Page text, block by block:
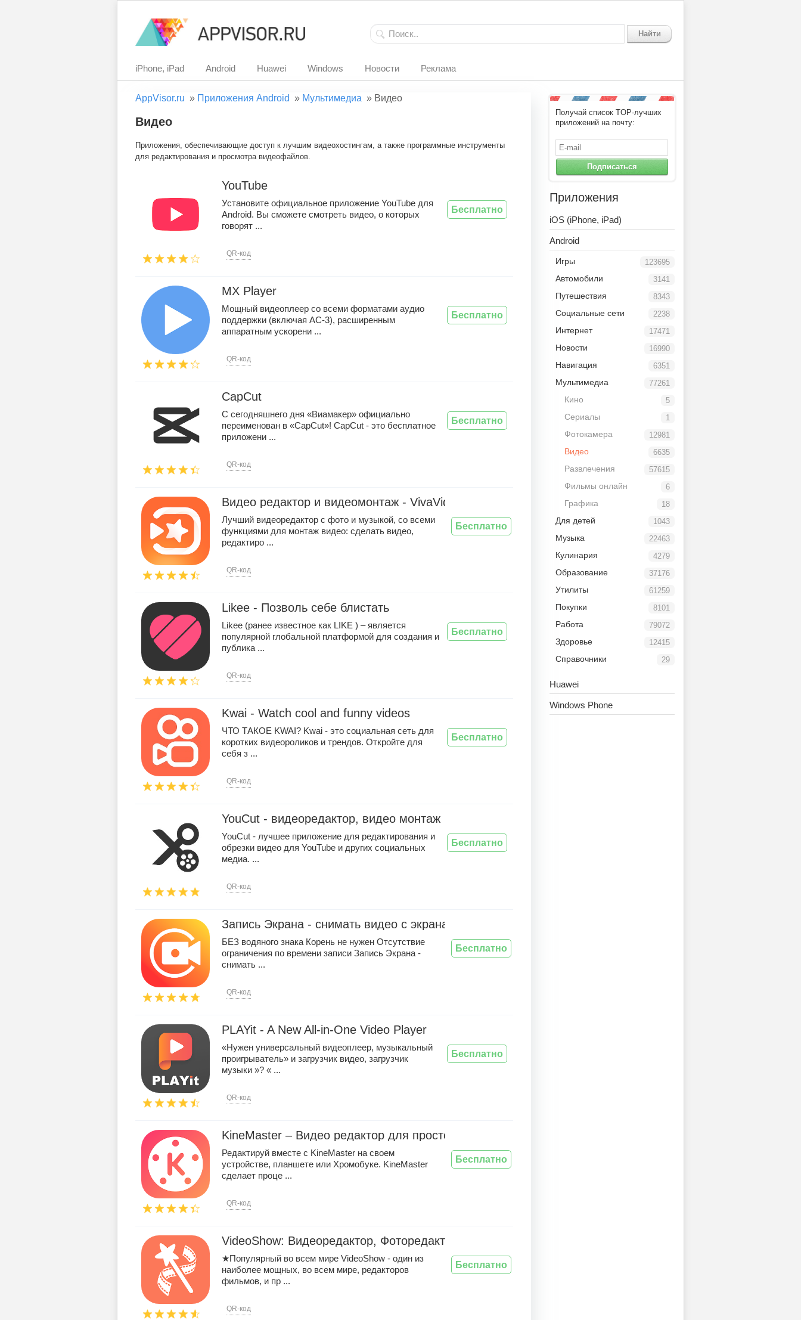
Найти
iPhone, iPad Android Huawei Windows Новости Реклама
AppVisor.ru » Приложения Android » Мультимедиа » Видео
Видео
Приложения, обеспечивающие доступ к лучшим видеохостингам, а также программные инструменты
для редактирования и просмотра видеофайлов.
YouTube
Установите официальное приложение YouTube для
Android. Вы сможете смотреть видео, о которых
говорят ...
QR-код
Бесплатно
MX Player
Мощный видеоплеер со всеми форматами аудио
поддержки (включая AC-3), расширенным
аппаратным ускорени ...
QR-код
Бесплатно
CapCut
С сегодняшнего дня «Виамакер» официально
переименован в «CapCut»! CapCut - это бесплатное
приложени ...
QR-код
Бесплатно
Видео редактор и видеомонтаж - VivaVideo
Лучший видеоредактор с фото и музыкой, со всеми
функциями для монтаж видео: сделать видео,
редактиро ...
QR-код
Бесплатно
Likee - Позволь себе блистать
Likee (ранее известное как LIKE ) – является
популярной глобальной платформой для создания и
публика ...
QR-код
Бесплатно
Kwai - Watch cool and funny videos
ЧТО ТАКОЕ KWAI? Kwai - это социальная сеть для
коротких видеороликов и трендов. Откройте для
себя з ...
QR-код
Бесплатно
YouCut - видеоредактор, видео монтаж
YouCut - лучшее приложение для редактирования и
обрезки видео для YouTube и других социальных
медиа. ...
QR-код
Бесплатно
Запись Экрана - снимать видео с экрана, XRecorder
БЕЗ водяного знака Корень не нужен Отсутствие
ограничения по времени записи Запись Экрана -
снимать ...
QR-код
Бесплатно
PLAYit - A New All-in-One Video Player
«Нужен универсальный видеоплеер, музыкальный
проигрыватель» и загрузчик видео, загрузчик
музыки »? « ...
QR-код
Бесплатно
KineMaster – Видео редактор для простого монтажа
Редактируй вместе с KineMaster на своем
устройстве, планшете или Хромобуке. KineMaster
сделает проце ...
QR-код
Бесплатно
VideoShow: Видеоредактор, Фоторедактор
★Популярный во всем мире VideoShow - один из
наиболее мощных, во всем мире, редакторов
фильмов, и пр ...
QR-код
Бесплатно
Получай список TOP-лучших
приложений на почту:
Подписаться
Приложения
iOS (iPhone, iPad)
Android
123695
Игры
3141
Автомобили
8343
Путешествия
2238
Социальные сети
17471
Интернет
16990
Новости
6351
Навигация
77261
Мультимедиа
5
Кино
1
Сериалы
12981
Фотокамера
6635
Видео
57615
Развлечения
6
Фильмы онлайн
18
Графика
1043
Для детей
22463
Музыка
4279
Кулинария
37176
Образование
61259
Утилиты
8101
Покупки
79072
Работа
12415
Здоровье
29
Справочники
Huawei
Windows Phone